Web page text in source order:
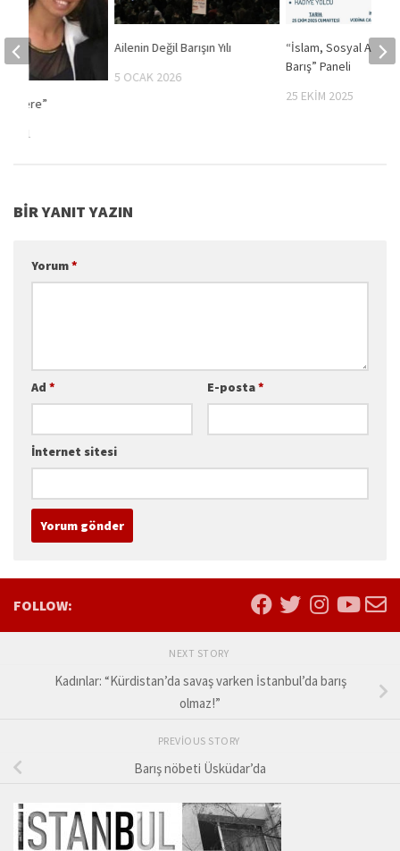
Ailenin Değil Barışın Yılı
5 OCAK 2026
“İslam, Sosyal
Barış” Paneli
25 EKIM 2025
BIR YANIT YAZIN
Yorum*
Ad * E-posta*
İnternet sitesi
FOLLOW:
NEXT STORY
Kadınlar: “Kürdistan’da savaş varken İstanbul’da barış
olmaz!”
PREVIOUS STORY
Barış nöbeti Üsküdar’da